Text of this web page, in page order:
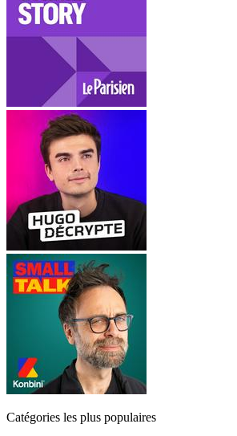
Catégories les plus populaires